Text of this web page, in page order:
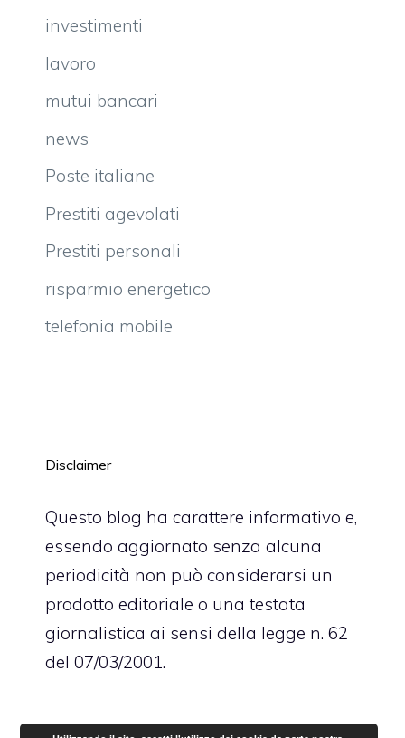
investimenti
lavoro
mutui bancari
news
Poste italiane
Prestiti agevolati
Prestiti personali
risparmio energetico
telefonia mobile
Disclaimer
Questo blog ha carattere informativo e,
essendo aggiornato senza alcuna
periodicità non può considerarsi un
prodotto editoriale o una testata
giornalistica ai sensi della legge n. 62
del 07/03/2001.